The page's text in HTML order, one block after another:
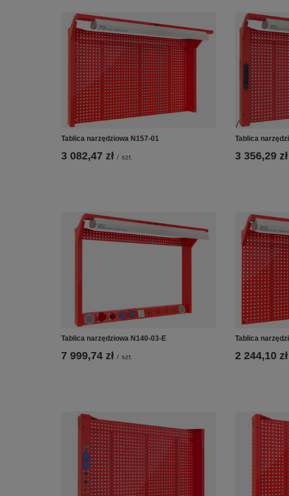
Tablica narzędziowa N157-01
3 082,47 zł / szt.
Tablica
3 356,29 zł
Tablica narzędziowa N140-03-E
7 999,74 zł / szt.
Tablica
2 244,10 zł